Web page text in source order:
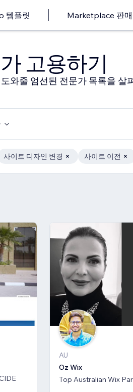
템플릿 Marketplace 판매
고용하기
와줄 엄선된 전문가 목록을 살
사이트 디자인 변경 사이트 이전
AU
Oz Wix
Top Australian Wix